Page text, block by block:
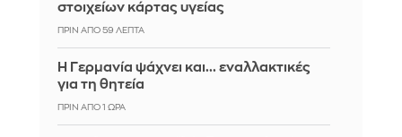
στοιχείων κάρτας υγείας
ΠΡΙΝ ΑΠΌ 59 ΛΕΠΤΆ
H Γερμανία ψάχνει και... εναλλακτικές
για τη θητεία
ΠΡΙΝ ΑΠΌ 1 ΏΡΑ